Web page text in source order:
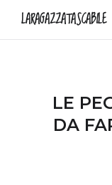
LARAGAZZATASCABILE
LE
DA